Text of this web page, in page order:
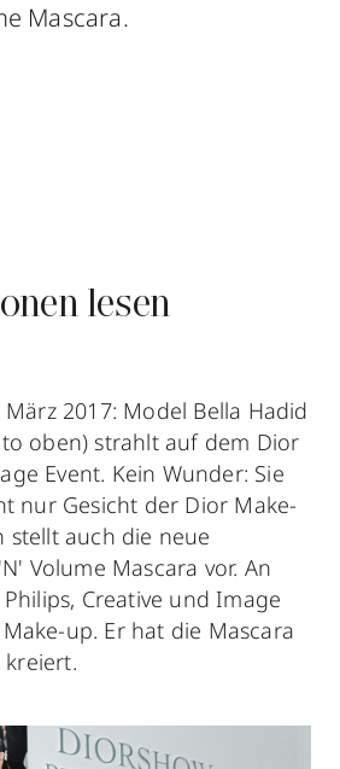
Mascara.
lesen
März 2017: Model Bella Hadid
oben) strahlt auf dem Dior
Event. Kein Wunder: Sie
nur Gesicht der Dior Make-
stellt auch die neue
Volume Mascara vor. An
Creative und Image
up. Er hat die Mascara
kreiert.